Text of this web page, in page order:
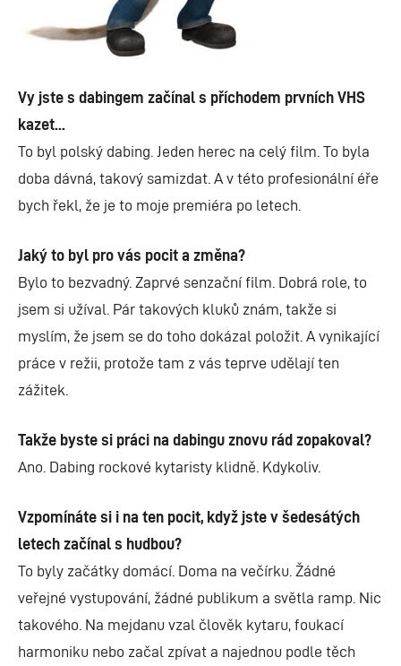
Vy jste s dabingem začínal s příchodem prvních VHS
kazet...
To byl polský dabing. Jeden herec na celý film. To byla
doba dávná, takový samizdat. A v této profesionální éře
bych řekl, že je to moje premiéra po letech.
Jaký to byl pro vás pocit a změna?
Bylo to bezvadný. Zaprvé senzační film. Dobrá role, to
jsem si užíval. Pár takových kluků znám, takže si
myslím, že jsem se do toho dokázal položit. A vynikající
práce v režii, protože tam z vás teprve udělají ten
zážitek.
Takže byste si práci na dabingu znovu rád zopakoval?
Ano. Dabing rockové kytaristy klidně. Kdykoliv.
Vzpomínáte si i na ten pocit, když jste v šedesátých
letech začínal s hudbou?
To byly začátky domácí. Doma na večírku. Žádné
veřejné vystupování, žádné publikum a světla ramp. Nic
takového. Na mejdanu vzal člověk kytaru, foukací
harmoniku nebo začal zpívat a najednou podle těch